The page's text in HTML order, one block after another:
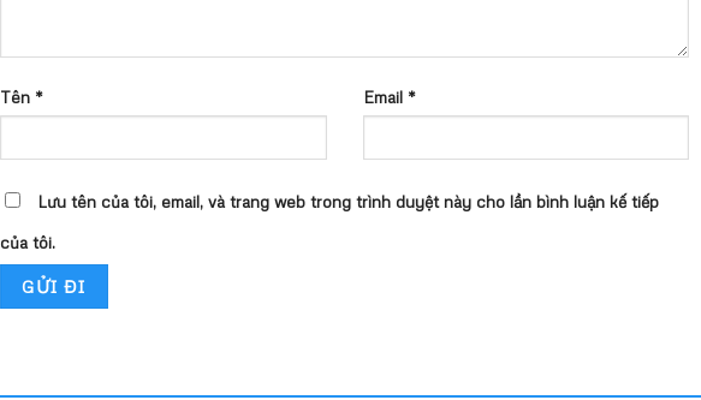
Tên * Email *
Lưu tên của tôi, email, và trang web trong trình duyệt này cho lần bình luận kế tiếp
của tôi.